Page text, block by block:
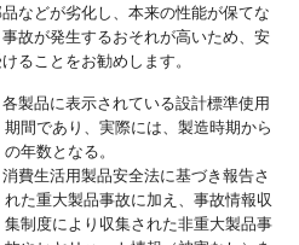
などが劣化し、本来の性能が保てな
故が発生するおそれが高いため、安
ることをお勧めします。
各製品に表示されている設計標準使用
期間であり、実際には、製造時期から
の年数となる。
消費生活用製品安全法に基づき報告さ
れた重大製品事故に加え、事故情報収
集制度により収集された非重大製品事